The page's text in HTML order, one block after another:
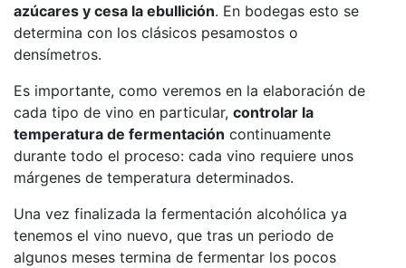
azúcares y cesa la ebullición. En bodegas esto se
determina con los clásicos pesamostos o
densímetros.
Es importante, como veremos en la elaboración de
cada tipo de vino en particular, controlar la
temperatura de fermentación continuamente
durante todo el proceso: cada vino requiere unos
márgenes de temperatura determinados.
Una vez finalizada la fermentación alcohólica ya
tenemos el vino nuevo, que tras un periodo de
algunos meses termina de fermentar los pocos